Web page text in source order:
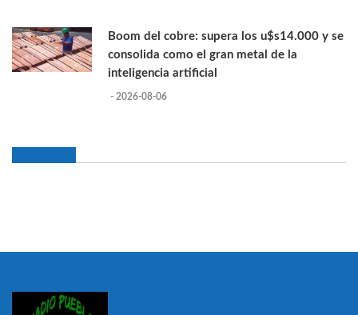
Boom del cobre: supera los u$s14.000 y se
consolida como el gran metal de la
inteligencia artificial
- 2026-08-06